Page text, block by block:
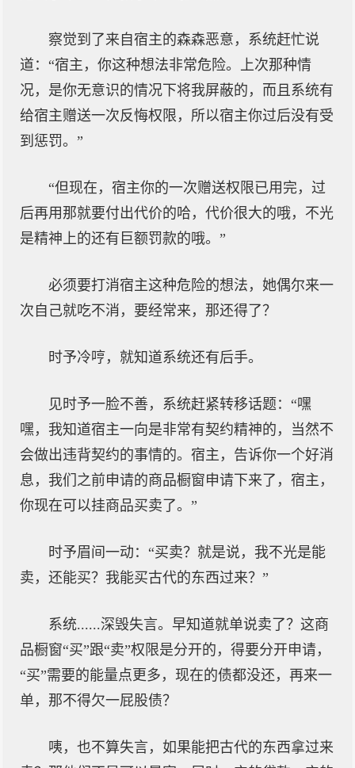
察觉到了来自宿主的森森恶意，系统赶忙说
道：“宿主，你这种想法非常危险。上次那种情
况，是你无意识的情况下将我屏蔽的，而且系统有
给宿主赠送一次反悔权限，所以宿主你过后没有受
到惩罚。”
“但现在，宿主你的一次赠送权限已用完，过
后再用那就要付出代价的哈，代价很大的哦，不光
是精神上的还有巨额罚款的哦。”
必须要打消宿主这种危险的想法，她偶尔来一
次自己就吃不消，要经常来，那还得了？
时予冷哼，就知道系统还有后手。
见时予一脸不善，系统赶紧转移话题：“嘿
嘿，我知道宿主一向是非常有契约精神的，当然不
会做出违背契约的事情的。宿主，告诉你一个好消
息，我们之前申请的商品橱窗申请下来了，宿主，
你现在可以挂商品买卖了。”
时予眉间一动：“买卖？就是说，我不光是能
卖，还能买？我能买古代的东西过来？”
系统......深毁失言。早知道就单说卖了？这商
品橱窗“买”跟“卖”权限是分开的，得要分开申请，
“买”需要的能量点更多，现在的债都没还，再来一
单，那不得欠一屁股债？
咦，也不算失言，如果能把古代的东西拿过来